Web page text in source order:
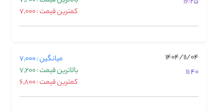
کمترین قیمت : 7,000
1404/11/04
11:40
میانگین : 7,000
بالاترین قیمت : 7,200
کمترین قیمت : 6,800